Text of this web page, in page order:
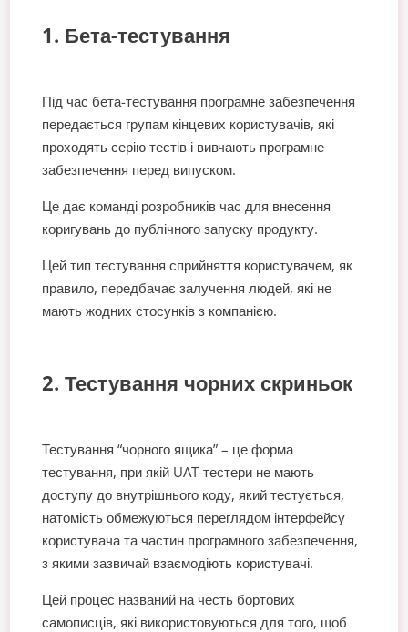
1. Бета-тестування
Під час бета-тестування програмне забезпечення
передається групам кінцевих користувачів, які
проходять серію тестів і вивчають програмне
забезпечення перед випуском.
Це дає команді розробників час для внесення
коригувань до публічного запуску продукту.
Цей тип тестування сприйняття користувачем, як
правило, передбачає залучення людей, які не
мають жодних стосунків з компанією.
2. Тестування чорних скриньок
Тестування “чорного ящика” – це форма
тестування, при якій UAT-тестери не мають
доступу до внутрішнього коду, який тестується,
натомість обмежуються переглядом інтерфейсу
користувача та частин програмного забезпечення,
з якими зазвичай взаємодіють користувачі.
Цей процес названий на честь бортових
самописців, які використовуються для того, щоб